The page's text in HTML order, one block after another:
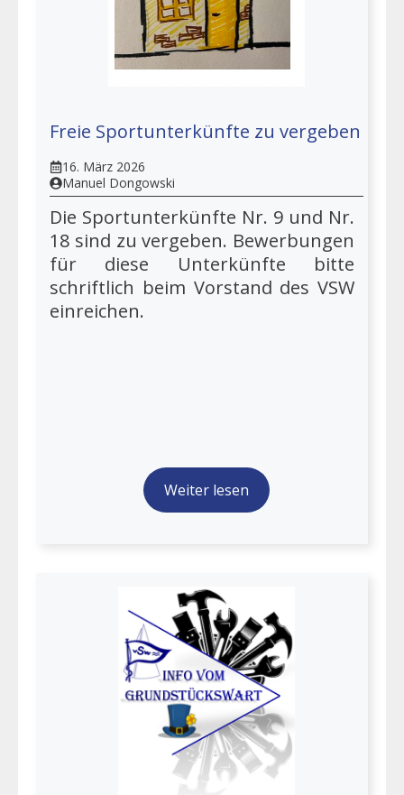
Freie Sportunterkünfte zu vergeben
16. März 2026
Manuel Dongowski
Die Sportunterkünfte Nr. 9 und Nr.
18 sind zu vergeben. Bewerbungen
für diese Unterkünfte bitte
schriftlich beim Vorstand des VSW
einreichen.
Weiter lesen